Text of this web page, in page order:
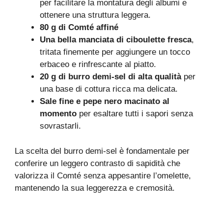
per facilitare la montatura degli albumi e
ottenere una struttura leggera.
80 g di Comté affiné
Una bella manciata di ciboulette fresca,
tritata finemente per aggiungere un tocco
erbaceo e rinfrescante al piatto.
20 g di burro demi-sel di alta qualitàper
una base di cottura ricca ma delicata.
Sale fine e pepe nero macinato al
momento per esaltare tutti i sapori senza
sovrastarli.
La scelta del burro demi-sel è fondamentale per
conferire un leggero contrasto di sapidità che
valorizza il Comté senza appesantire l’omelette,
mantenendo la sua leggerezza e cremosità.